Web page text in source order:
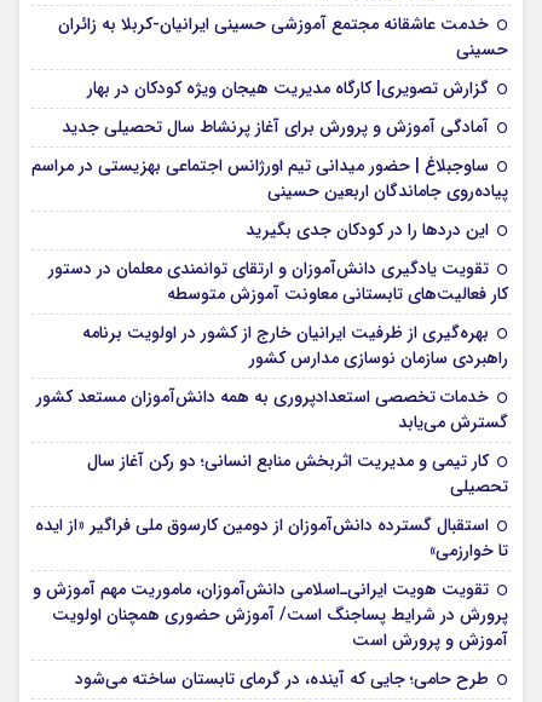
خدمت عاشقانه مجتمع آموزشی‌ حسینی ایرانیان-کربلا به زائران
حسینی
گزارش تصویری| کارگاه مدیریت هیجان ویژه کودکان در بهار
آمادگی آموزش و پرورش برای آغاز پرنشاط سال تحصیلی جدید
ساوجبلاغ | حضور میدانی تیم اورژانس اجتماعی بهزیستی در مراسم
پیاده‌روی جاماندگان اربعین حسینی
این درد‌ها را در کودکان جدی بگیرید
تقویت یادگیری دانش‌آموزان و ارتقای توانمندی معلمان در دستور
کار فعالیت‌های تابستانی معاونت آموزش متوسطه
بهره‌گیری از ظرفیت ایرانیان خارج از کشور در اولویت برنامه
راهبردی سازمان نوسازی مدارس کشور
خدمات تخصصی استعدادپروری به همه دانش‌آموزان مستعد کشور
گسترش می‌یابد
کار تیمی و مدیریت اثربخش منابع انسانی؛ دو رکن آغاز سال
تحصیلی
استقبال گسترده دانش‌آموزان از دومین کارسوق ملی فراگیر «از ایده
تا خوارزمی»
تقویت هویت ایرانی‌ـ‌اسلامی دانش‌آموزان، ماموریت مهم آموزش و
پرورش در شرایط پساجنگ است/ آموزش حضوری همچنان اولویت
آموزش و پرورش است
طرح حامی؛ جایی که آینده، در گرمای تابستان ساخته می‌شود